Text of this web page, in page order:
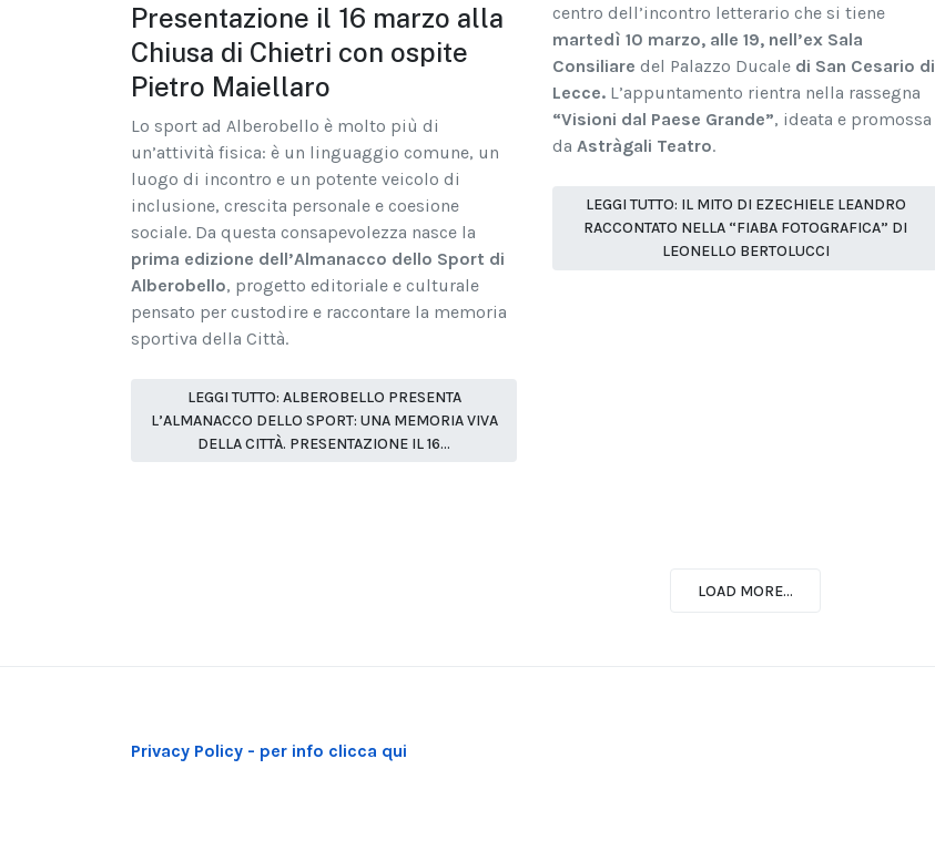
Presentazione il 16 marzo alla
Chiusa di Chietri con ospite
Pietro Maiellaro
Lo sport ad Alberobello è molto più di
un’attività fisica: è un linguaggio comune, un
luogo di incontro e un potente veicolo di
inclusione, crescita personale e coesione
sociale. Da questa consapevolezza nasce la
prima edizione dell’Almanacco dello Sport di
Alberobello, progetto editoriale e culturale
pensato per custodire e raccontare la memoria
sportiva della Città.
LEGGI TUTTO: ALBEROBELLO PRESENTA
L’ALMANACCO DELLO SPORT: UNA MEMORIA VIVA
DELLA CITTÀ. PRESENTAZIONE IL 16...
centro dell’incontro letterario che si tiene
martedì 10 marzo, alle 19, nell’ex Sala
Consiliare del Palazzo Ducale di San Cesario di
Lecce. L’appuntamento rientra nella rassegna
“Visioni dal Paese Grande”, ideata e promossa
da Astràgali Teatro.
LEGGI TUTTO: IL MITO DI EZECHIELE LEANDRO
RACCONTATO NELLA “FIABA FOTOGRAFICA” DI
LEONELLO BERTOLUCCI
LOAD MORE...
Privacy Policy - per info clicca qui